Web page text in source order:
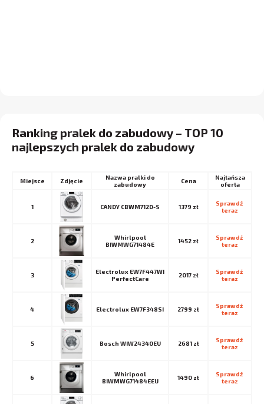
Ranking pralek do zabudowy – TOP 10
najlepszych pralek do zabudowy
Miejsce
Nazwa pralki do
zabudowy
Cena
Najtańsza
oferta
1 CANDY CBWM712D-S 1379 zł
Sprawdź
teraz
2
Whirlpool
BIWMWG71484E
1452 zł
Sprawdź
teraz
3
Electrolux EW7F447WI
PerfectCare
2017 zł
Sprawdź
teraz
4 Electrolux EW7F348SI 2799 zł
Sprawdź
teraz
5 Bosch WIW24340EU 2681 zł
Sprawdź
teraz
6
Whirlpool
BIWMWG71484EEU
1490 zł
Sprawdź
teraz